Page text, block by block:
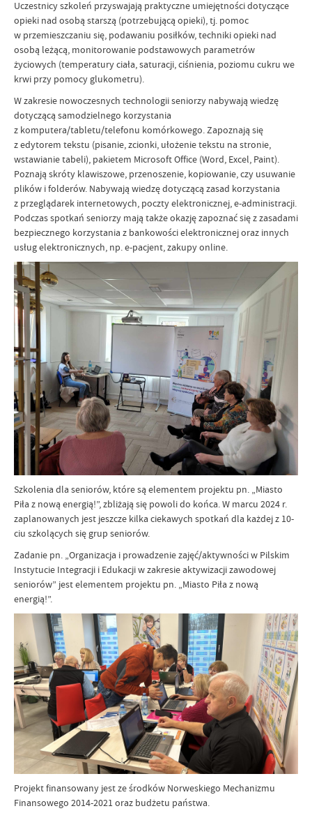
Uczestnicy szkoleń przyswajają praktyczne umiejętności dotyczące
opieki nad osobą starszą (potrzebującą opieki), tj. pomoc
w przemieszczaniu się, podawaniu posiłków, techniki opieki nad
osobą leżącą, monitorowanie podstawowych parametrów
życiowych (temperatury ciała, saturacji, ciśnienia, poziomu cukru we
krwi przy pomocy glukometru).
W zakresie nowoczesnych technologii seniorzy nabywają wiedzę
dotyczącą samodzielnego korzystania
z komputera/tabletu/telefonu komórkowego. Zapoznają się
z edytorem tekstu (pisanie, zcionki, ułożenie tekstu na stronie,
wstawianie tabeli), pakietem Microsoft Office (Word, Excel, Paint).
Poznają skróty klawiszowe, przenoszenie, kopiowanie, czy usuwanie
plików i folderów. Nabywają wiedzę dotyczącą zasad korzystania
z przeglądarek internetowych, poczty elektronicznej, e-administracji.
Podczas spotkań seniorzy mają także okazję zapoznać się z zasadami
bezpiecznego korzystania z bankowości elektronicznej oraz innych
usług elektronicznych, np. e-pacjent, zakupy online.
Szkolenia dla seniorów, które są elementem projektu pn. „Miasto
Piła z nową energią!”, zbliżają się powoli do końca. W marcu 2024 r.
zaplanowanych jest jeszcze kilka ciekawych spotkań dla każdej z 10-
ciu szkolących się grup seniorów.
Zadanie pn. „Organizacja i prowadzenie zajęć/aktywności w Pilskim
Instytucie Integracji i Edukacji w zakresie aktywizacji zawodowej
seniorów” jest elementem projektu pn. „Miasto Piła z nową
energią!”.
Projekt finansowany jest ze środków Norweskiego Mechanizmu
Finansowego 2014-2021 oraz budżetu państwa.